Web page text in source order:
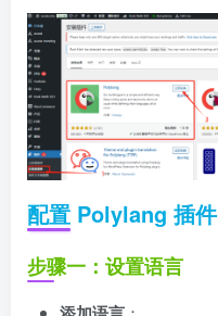
配置 Polylang 插件
步骤一：设置语言